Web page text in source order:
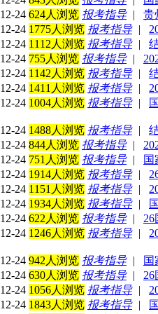
12-24 624人浏览 报考指导|
贵
12-24 1775人浏览 报考指导|
12-24 1112人浏览 报考指导|
12-24 755人浏览 报考指导|
12-24 1142人浏览 报考指导|
12-24 1411人浏览 报考指导|
12-24 1004人浏览 报考指导|
12-24 1488人浏览 报考指导|
12-24 844人浏览 报考指导|
12-24 751人浏览 报考指导|
国
12-24 1914人浏览 报考指导|
12-24 1151人浏览 报考指导|
12-24 1934人浏览 报考指导|
12-24 622人浏览 报考指导|
12-24 1246人浏览 报考指导|
12-24 942人浏览 报考指导|
国
12-24 630人浏览 报考指导|
12-24 1056人浏览 报考指导|
12-24 1843人浏览 报考指导|